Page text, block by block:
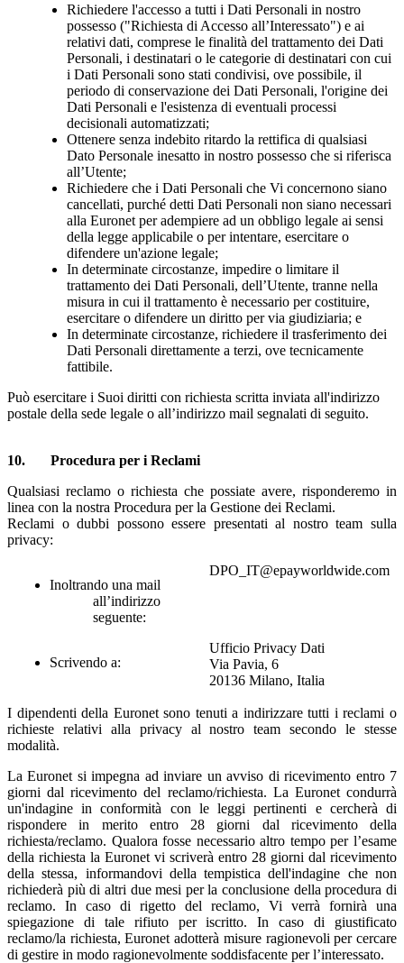
Richiedere l'accesso a tutti i Dati Personali in nostro
possesso ("Richiesta di Accesso all’Interessato") e ai
relativi dati, comprese le finalità del trattamento dei Dati
Personali, i destinatari o le categorie di destinatari con cui
i Dati Personali sono stati condivisi, ove possibile, il
periodo di conservazione dei Dati Personali, l'origine dei
Dati Personali e l'esistenza di eventuali processi
decisionali automatizzati;
Ottenere senza indebito ritardo la rettifica di qualsiasi
Dato Personale inesatto in nostro possesso che si riferisca
all’Utente;
Richiedere che i Dati Personali che Vi concernono siano
cancellati, purché detti Dati Personali non siano necessari
alla Euronet per adempiere ad un obbligo legale ai sensi
della legge applicabile o per intentare, esercitare o
difendere un'azione legale;
In determinate circostanze, impedire o limitare il
trattamento dei Dati Personali, dell’Utente, tranne nella
misura in cui il trattamento è necessario per costituire,
esercitare o difendere un diritto per via giudiziaria; e
In determinate circostanze, richiedere il trasferimento dei
Dati Personali direttamente a terzi, ove tecnicamente
fattibile.
Può esercitare i Suoi diritti con richiesta scritta inviata all'indirizzo
postale della sede legale o all’indirizzo mail segnalati di seguito.
10. Procedura per i Reclami
Qualsiasi reclamo o richiesta che possiate avere, risponderemo in
linea con la nostra Procedura per la Gestione dei Reclami.
Reclami o dubbi possono essere presentati al nostro team sulla
privacy:
Inoltrando una mail
all’indirizzo
seguente:
DPO_IT@epayworldwide.com
Scrivendo a:
Ufficio Privacy Dati
Via Pavia, 6
20136 Milano, Italia
I dipendenti della Euronet sono tenuti a indirizzare tutti i reclami o
richieste relativi alla privacy al nostro team secondo le stesse
modalità.
La Euronet si impegna ad inviare un avviso di ricevimento entro 7
giorni dal ricevimento del reclamo/richiesta. La Euronet condurrà
un'indagine in conformità con le leggi pertinenti e cercherà di
rispondere in merito entro 28 giorni dal ricevimento della
richiesta/reclamo. Qualora fosse necessario altro tempo per l’esame
della richiesta la Euronet vi scriverà entro 28 giorni dal ricevimento
della stessa, informandovi della tempistica dell'indagine che non
richiederà più di altri due mesi per la conclusione della procedura di
reclamo. In caso di rigetto del reclamo, Vi verrà fornirà una
spiegazione di tale rifiuto per iscritto. In caso di giustificato
reclamo/la richiesta, Euronet adotterà misure ragionevoli per cercare
di gestire in modo ragionevolmente soddisfacente per l’interessato.